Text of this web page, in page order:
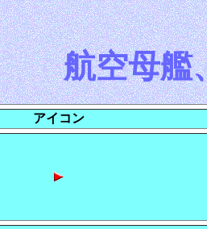
航空母艦
アイコン